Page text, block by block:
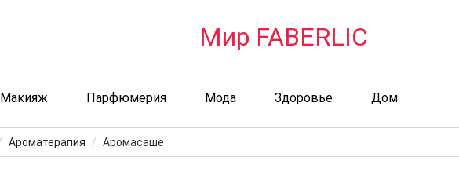
Мир FABERLIC
Макияж Парфюмерия Мода Здоровье Дом
Ароматерапия Аромасаше